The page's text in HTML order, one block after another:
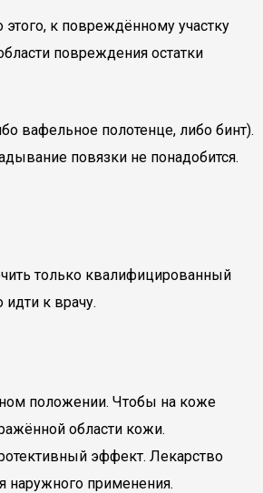
к повреждённому участку
повреждения остатки
вафельное полотенце, либо бинт).
повязки не понадобится.
только квалифицированный
к врачу.
положении. Чтобы на коже
области кожи.
эффект. Лекарство
наружного применения.